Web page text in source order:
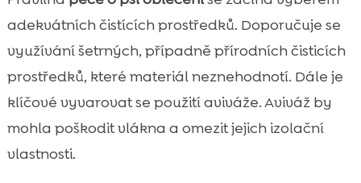
adekvátních čistících prostředků. Doporučuje se
využívání šetrných, případně přírodních čisticích
prostředků, které materiál neznehodnotí. Dále je
klíčové vyvarovat se použití aviváže. Aviváž by
mohla poškodit vlákna a omezit jejich izolační
vlastnosti.